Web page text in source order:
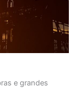
e grandes